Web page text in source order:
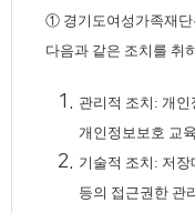
① 경기도여성가족재단
다음과 같은 조치를 취
관리적 조치: 개
개인정보보호 교
기술적 조치: 저
등의 접근권한 관